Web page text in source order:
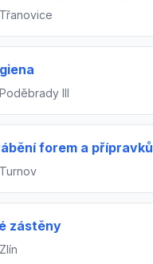
Třanovice
Poděbrady III
forem a přípravků
Turnov
zástěny
Zlín